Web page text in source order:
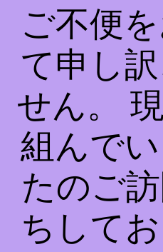
ご不便
て申し
せん。
組んで
たのご
ちしてお